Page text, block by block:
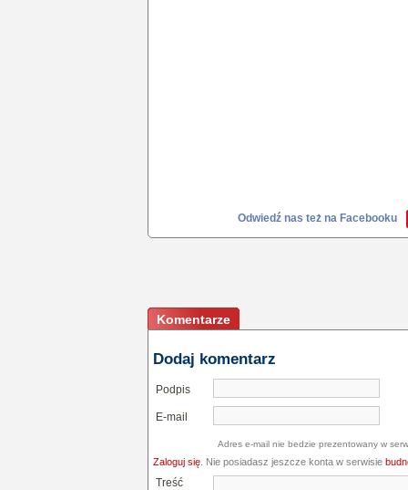
Odwiedź nas też na Facebooku
Komentarze
Dodaj komentarz
Podpis
E-mail
Adres e-mail nie bedzie prezentowany w
Zaloguj się . Nie posiadasz jeszcze konta w serwisie
Treść